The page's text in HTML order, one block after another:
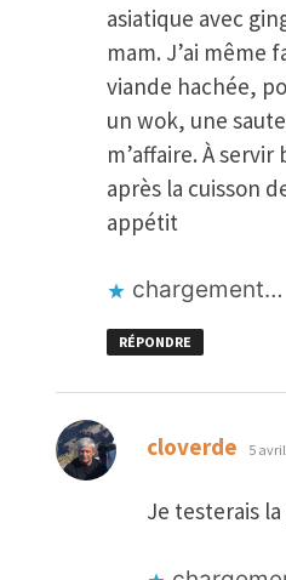
asiatique avec
mam. J’ai même
viande hachée,
un wok, une
m’affaire. À
après la cuisson
appétit
chargement…
RÉPONDRE
cloverde dit :
5
Je testerais